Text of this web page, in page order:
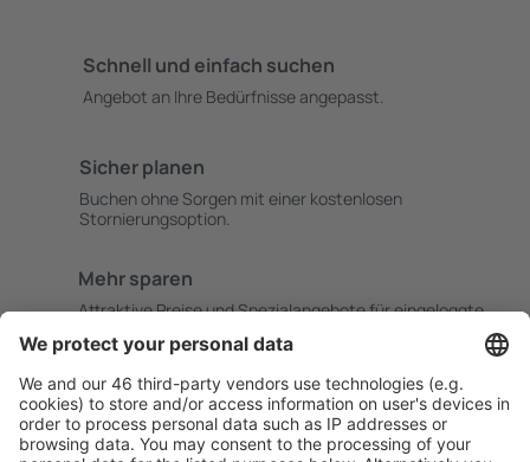
Schnell und einfach suchen
Angebot an Ihre Bedürfnisse angepasst.
Sicher planen
Buchen ohne Sorgen mit einer kostenlosen
Stornierungsoption.
Mehr sparen
Attraktive Preise und Spezialangebote für eingeloggte
Unterkünfte, die Sie mögen
Wählen Sie aus über 1,3 Millionen Unterkünften: Hotels,
Hütten, Apartments und andere.